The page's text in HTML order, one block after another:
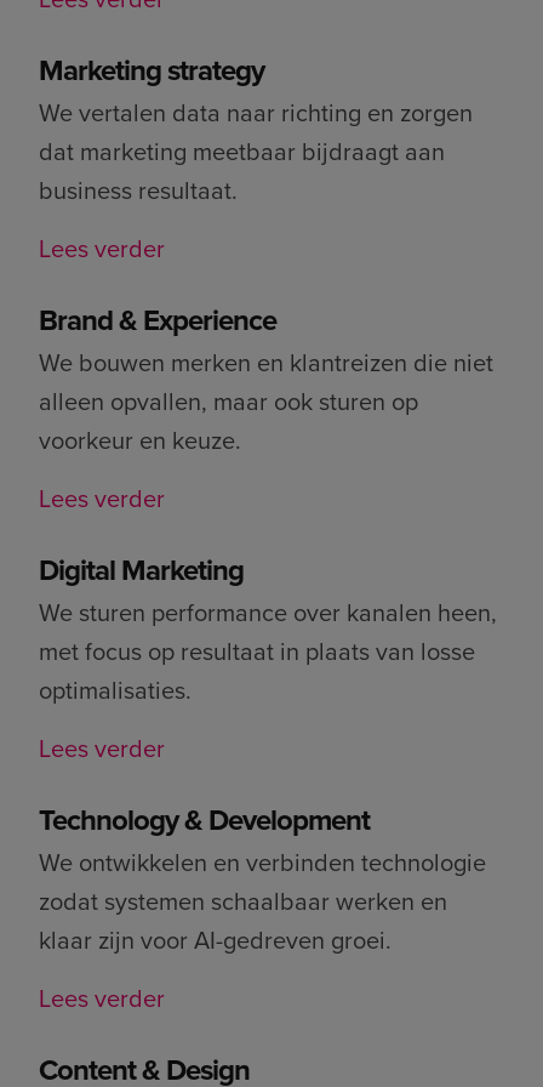
Marketing strategy
We vertalen data naar richting en zorgen
dat marketing meetbaar bijdraagt aan
business resultaat.
Lees verder
Brand & Experience
We bouwen merken en klantreizen die niet
alleen opvallen, maar ook sturen op
voorkeur en keuze.
Lees verder
Digital Marketing
We sturen performance over kanalen heen,
met focus op resultaat in plaats van losse
optimalisaties.
Lees verder
Technology & Development
We ontwikkelen en verbinden technologie
zodat systemen schaalbaar werken en
klaar zijn voor AI-gedreven groei.
Lees verder
Content & Design